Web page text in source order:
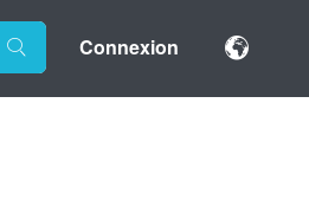
Connexion